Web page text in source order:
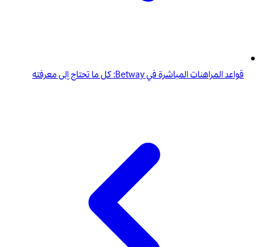
قواعد المراهنات المباشرة في Betway: كل ما تحتاج إلى معرفته